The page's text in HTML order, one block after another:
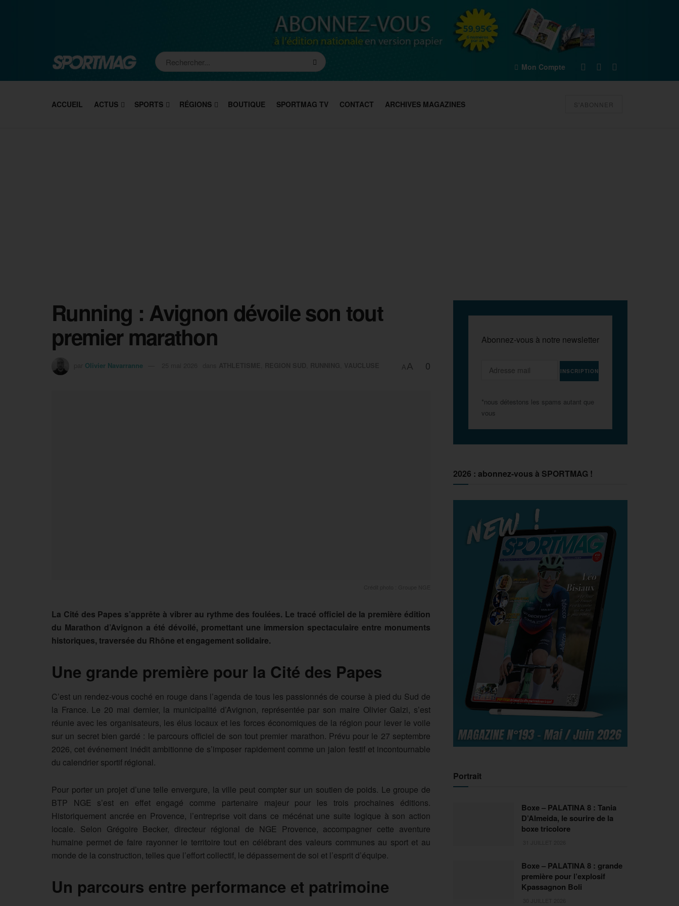
Mon Compte
ACCUEIL ACTUS SPORTS RÉGIONS BOUTIQUE SPORTMAG TV CONTACT ARCHIVES MAGAZINES S'ABONNER
Running : Avignon dévoile son tout
premier marathon
Olivier Navarranne A A 0
La Cité des Papes s’apprête à vibrer au rythme des foulées. Le tracé officiel de la première édition
du Marathon d’Avignon a été dévoilé, promettant une immersion spectaculaire entre monuments
historiques, traversée du Rhône et engagement solidaire.
Une grande première pour la Cité des Papes
C’est un rendez-vous coché en rouge dans l’agenda de tous les passionnés de course à pied du Sud de
la France. Le 20 mai dernier, la municipalité d’Avignon, représentée par son maire Olivier Galzi, s’est
réunie avec les organisateurs, les élus locaux et les forces économiques de la région pour lever le voile
sur un secret bien gardé : le parcours officiel de son tout premier marathon. Prévu pour le 27 septembre
2026, cet événement inédit ambitionne de s’imposer rapidement comme un jalon festif et incontournable
du calendrier sportif régional.
Pour porter un projet d’une telle envergure, la ville peut compter sur un soutien de poids. Le groupe de
BTP NGE s’est en effet engagé comme partenaire majeur pour les trois prochaines éditions.
Historiquement ancrée en Provence, l’entreprise voit dans ce mécénat une suite logique à son action
locale. Selon Grégoire Becker, directeur régional de NGE Provence, accompagner cette aventure
humaine permet de faire rayonner le territoire tout en célébrant des valeurs communes au sport et au
monde de la construction, telles que l’effort collectif, le dépassement de soi et l’esprit d’équipe.
Un parcours entre performance et patrimoine
Abonnez-vous à notre newsletter
*nous détestons les spams autant que
vous
2026 : abonnez-vous à SPORTMAG !
Portrait
Boxe – PALATINA 8 : Tania
D’Almeida, le sourire de la
boxe tricolore
Boxe – PALATINA 8 : grande
première pour l’explosif
Kpassagnon Boli